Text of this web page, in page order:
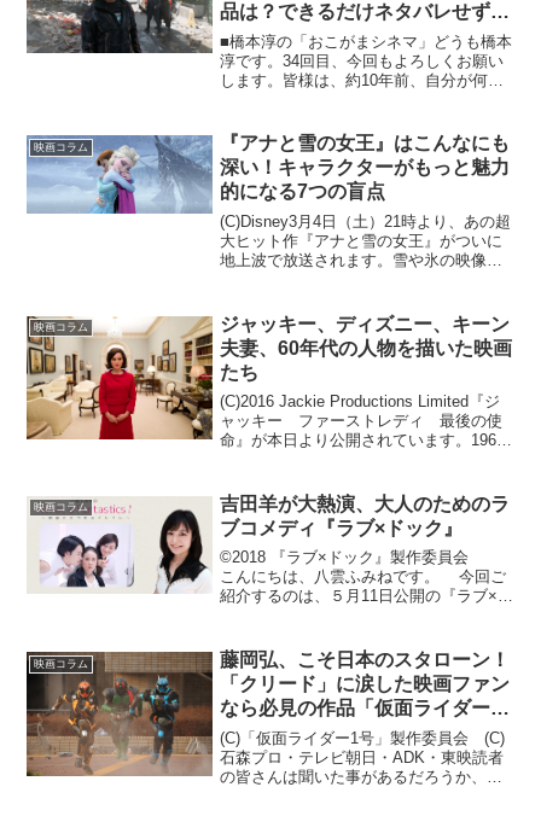
品は？できるだけネタバレせずに
興奮を語る！
■橋本淳の「おこがまシネマ」どうも橋本
淳です。34回目、今回もよろしくお願い
します。皆様は、約10年前、自分が何を
生からのWikipedia師匠に教えを請うて、
その時の...
映画コラム
『アナと雪の女王』はこんなにも
深い！キャラクターがもっと魅力
的になる7つの盲点
(C)Disney3月4日（土）21時より、あの超
大ヒット作『アナと雪の女王』がついに
地上波で放送されます。雪や氷の映像表
再び鑑賞すると“キャラクターの性格”...
映画コラム
ジャッキー、ディズニー、キーン
夫妻、60年代の人物を描いた映画
たち
(C)2016 Jackie Productions Limited『ジ
ャッキー ファーストレディ 最後の使
命』が本日より公開されています。1963
ージしにくい方も...
映画コラム
吉田羊が大熱演、大人のためのラ
ブコメディ『ラブ×ドック』
©2018 『ラブ×ドック』製作委員会
こんにちは、八雲ふみねです。 今回ご
紹介するのは、５月11日公開の『ラブ×ド
Fantastics！ ～映画にまつわ...
映画コラム
藤岡弘、こそ日本のスタローン！
「クリード」に涙した映画ファン
なら必見の作品「仮面ライダー１
号」。
(C)「仮面ライダー1号」製作委員会 (C)
石森プロ・テレビ朝日・ADK・東映読者
の皆さんは聞いた事があるだろうか、